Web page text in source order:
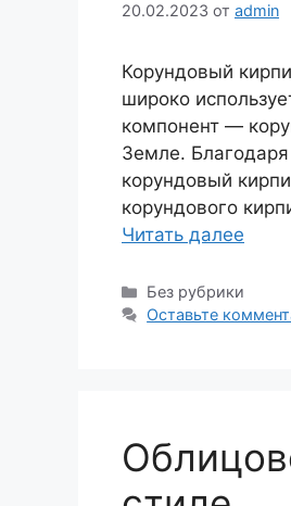
20.02.2023 от admin
Корундовый
широко
компонент —
Земле.
корундовый
корундового
Читать далее
Рубрики
Без рубрики
Оставьте